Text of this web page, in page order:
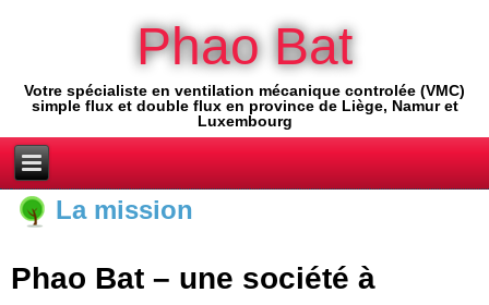
Phao Bat
Votre spécialiste en ventilation mécanique controlée (VMC)
simple flux et double flux en province de Liège, Namur et
Luxembourg
La mission
Phao Bat – une société à